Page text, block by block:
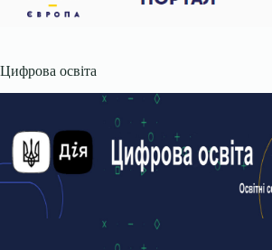
Цифрова освіта